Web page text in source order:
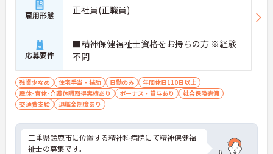
雇用形態 正社員(正職員)
応募要件
■精神保健福祉士資格をお持ちの方 ※経験
不問
残業少なめ 住宅手当・補助 日勤のみ
年間休日110日以上
産休･育休･介護休暇取得実績あり
ボーナス・賞与あり
社会保険完備
交通費支給
退職金制度あり
三重県鈴鹿市に位置する精神科病院にて精神保健福
祉士の募集です。